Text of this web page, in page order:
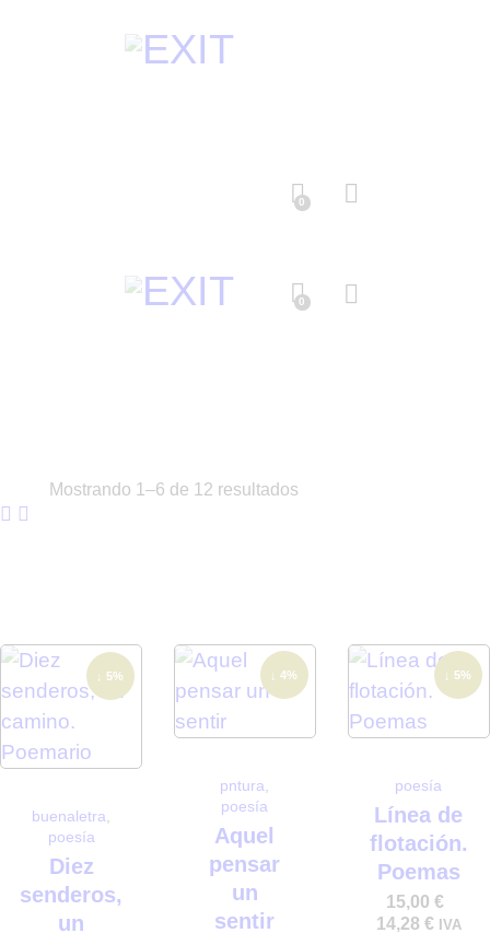
0
0
Mostrando 1–6 de 12 resultados
↓ 5%
buenaletra
poesía
Diez
senderos,
un
↓ 4%
pntura
poesía
Aquel
pensar
un
sentir
↓ 5%
poesía
Línea de
flotación.
Poemas
15,00€
14,28 € IVA